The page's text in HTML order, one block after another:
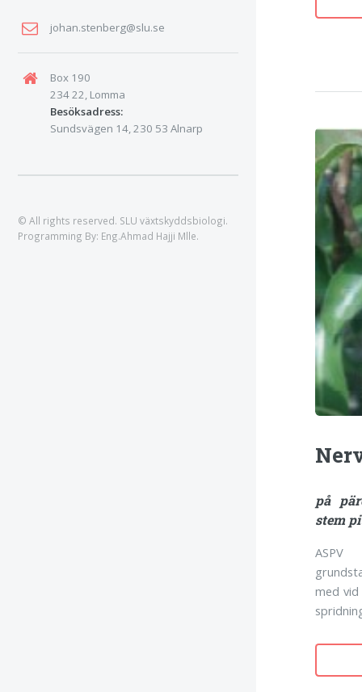
på
stem
med
johan.stenberg@slu.se
Box 190
234 22, Lomma
Besöksadress:
Sundsvägen 14, 230 53 Alnarp
© All rights reserved. SLU växtskyddsbiologi.
Programming By: Eng.Ahmad Hajji Mlle.